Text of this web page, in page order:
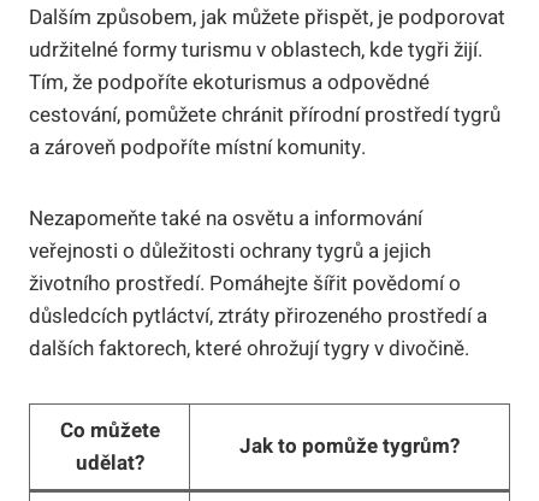
Dalším způsobem, jak můžete přispět, je podporovat
udržitelné formy turismu v oblastech, kde tygři žijí.
Tím, že podpoříte ekoturismus a odpovědné
cestování, pomůžete chránit přírodní prostředí tygrů
a zároveň podpoříte místní komunity.
Nezapomeňte také na osvětu a informování
veřejnosti o důležitosti ochrany tygrů a jejich
životního prostředí. Pomáhejte šířit povědomí o
důsledcích pytláctví, ztráty přirozeného prostředí a
dalších faktorech, které ohrožují tygry v divočině.
Co můžete
udělat?
Jak to pomůže tygrům?